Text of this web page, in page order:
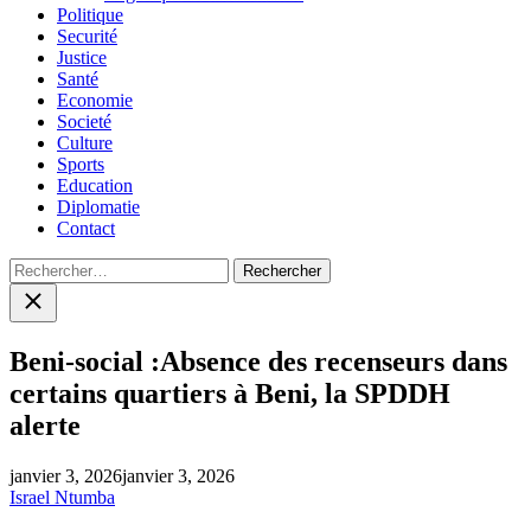
Politique
Securité
Justice
Santé
Economie
Societé
Culture
Sports
Education
Diplomatie
Contact
Rechercher :
Close
search
Beni-social :Absence des recenseurs dans
certains quartiers à Beni, la SPDDH
alerte
janvier 3, 2026janvier 3, 2026
Israel Ntumba